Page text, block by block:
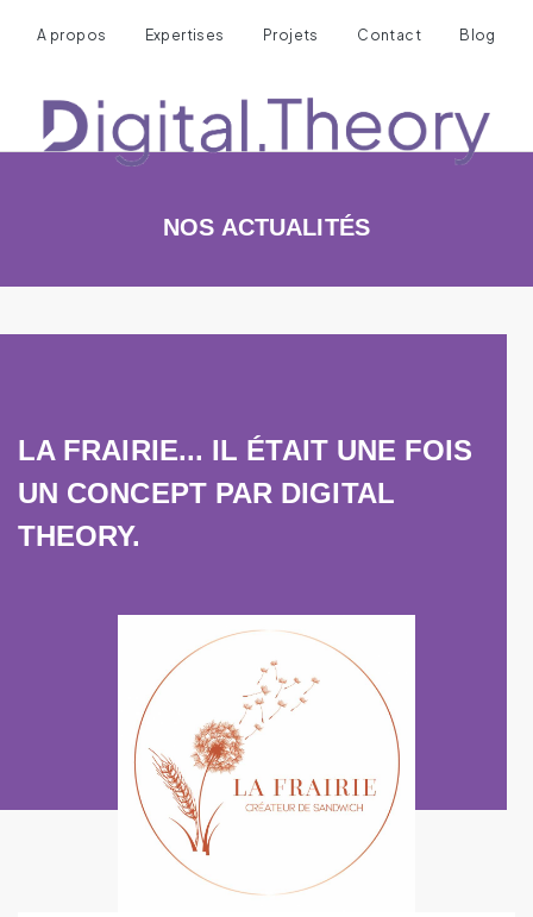
A propos Expertises Projets Contact Blog
NOS ACTUALITÉS
LA FRAIRIE... IL ÉTAIT UNE FOIS
UN CONCEPT PAR DIGITAL
THEORY.